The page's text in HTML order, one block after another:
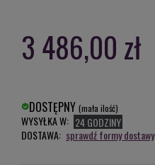
3 486,00 zł
DOSTĘPNY (mała ilość)
WYSYŁKA W: 24 GODZINY
DOSTAWA: sprawdź formy dostawy